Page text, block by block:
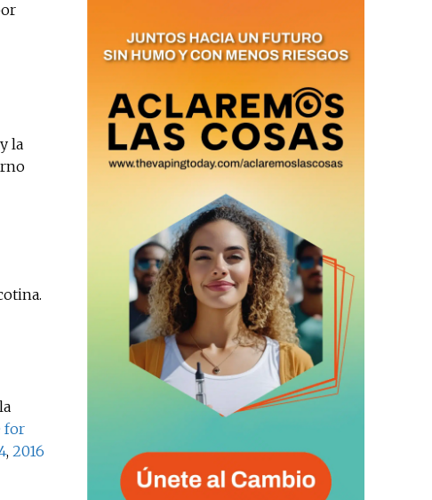
las últimas
diario y recibe todas las
de daños en tu correo
and receive all the news
reduction in your email.
SUBSCRIBIRSE
la
for
, 2016